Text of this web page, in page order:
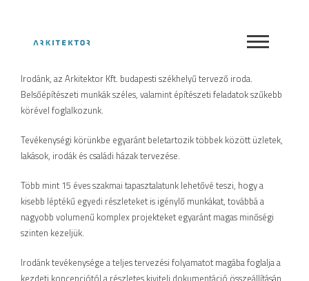
Irodánk, az Arkitektor Kft. budapesti székhelyű tervező iroda.
Belsőépítészeti munkák széles, valamint építészeti feladatok szűkebb
körével foglalkozunk.
Tevékenységi körünkbe egyaránt beletartozik többek között üzletek,
lakások, irodák és családi házak tervezése.
Több mint 15 éves szakmai tapasztalatunk lehetővé teszi, hogy a
kisebb léptékű egyedi részleteket is igénylő munkákat, továbbá a
nagyobb volumenű komplex projekteket egyaránt magas minőségi
szinten kezeljük.
Irodánk tevékenysége a teljes tervezési folyamatot magába foglalja a
kezdeti koncepciótól a részletes kiviteli dokumentáció összeállításán